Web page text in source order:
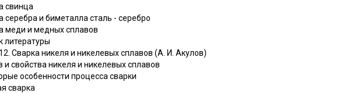
свинца
серебра и биметалла сталь - серебро
меди и медных сплавов
литературы
Сварка никеля и никелевых сплавов (А. И. Акулов)
и свойства никеля и никелевых сплавов
особенности процесса сварки
сварка